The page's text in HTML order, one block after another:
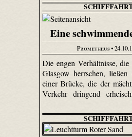
Eine
Prometheus•
Die engen Verhältnisse,
Glasgow herrschen,
einer Brücke, die der
Verkehr dringend